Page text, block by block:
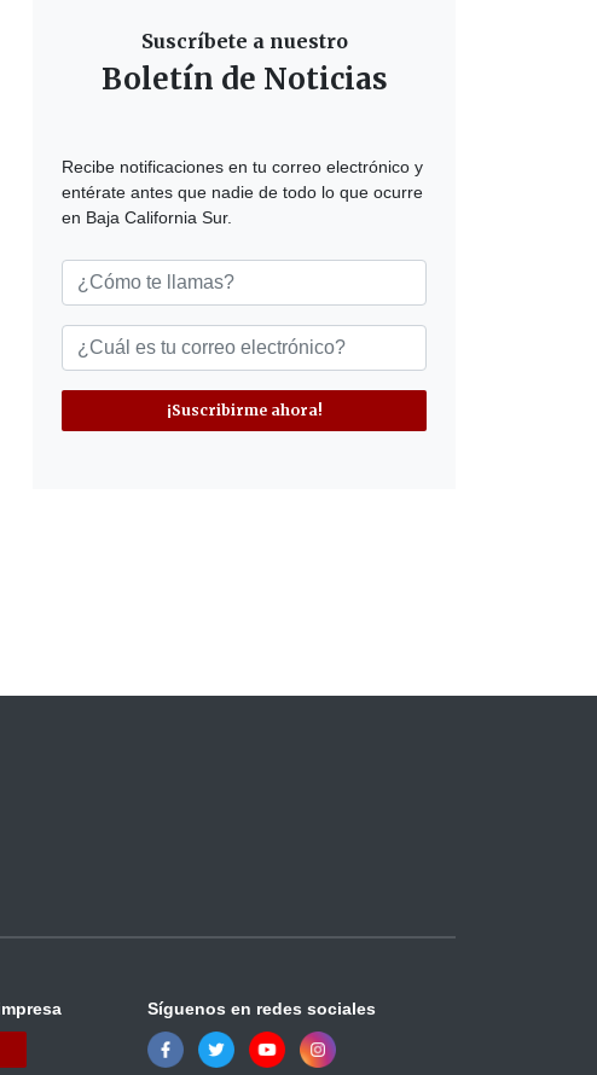
Suscríbete a nuestro
Boletín de Noticias
Recibe notificaciones en tu correo electrónico y
entérate antes que nadie de todo lo que ocurre
en Baja California Sur.
¡Suscribirme ahora!
Síguenos en redes sociales